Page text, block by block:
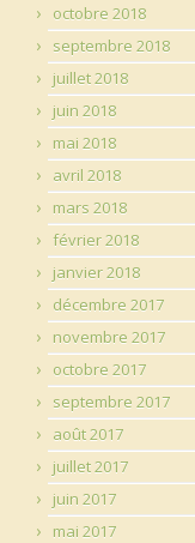
octobre 2018
septembre 2018
juillet 2018
juin 2018
mai 2018
avril 2018
mars 2018
février 2018
janvier 2018
décembre 2017
novembre 2017
octobre 2017
septembre 2017
août 2017
juillet 2017
juin 2017
mai 2017